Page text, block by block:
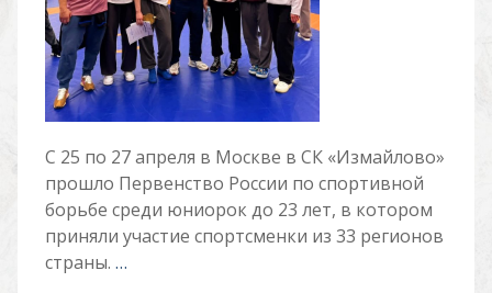
С 25 по 27 апреля в Москве в СК «Измайлово»
прошло Первенство России по спортивной
борьбе среди юниорок до 23 лет, в котором
приняли участие спортсменки из 33 регионов
страны. …